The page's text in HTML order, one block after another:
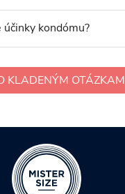
kondómu?
KLADENÝM OTÁZKAM